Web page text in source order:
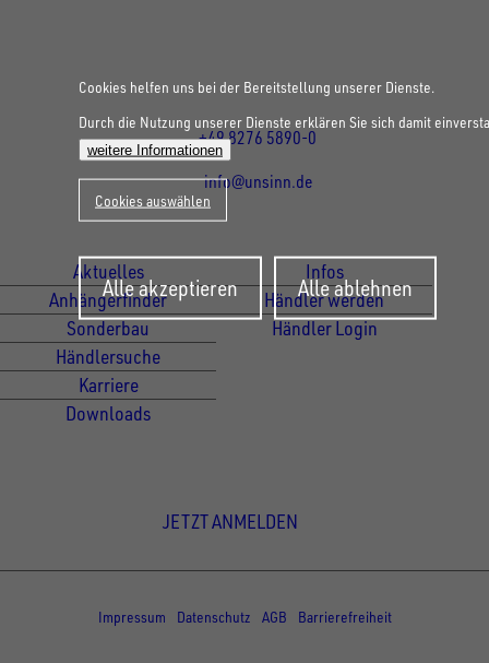
und 13:00 - 17:00 Uhr
+49 8276 5890-0
info@unsinn.de
Für Kunden
Aktuelles
Anhängerfinder
Sonderbau
Händlersuche
Karriere
Downloads
Infos
Händler werden
Händler Login
JETZT ANMELDEN
Impressum
Datenschutz AGB Barrierefreiheit
Cookies helfen uns bei der Bereitstellung unserer Dienste.
Durch die Nutzung unserer Dienste erklären Sie sich damit
weitere Informationen
Cookies auswählen
Alle akzeptieren
Zustimmung
zurückziehen
Alle ablehnen